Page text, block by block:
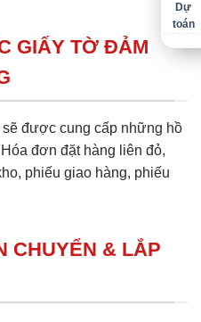
GIẤY TỜ ĐẢM
được cung cấp những hồ
đơn đặt hàng liên đỏ,
phiếu giao hàng, phiếu
CHUYỂN & LẮP
Dự
toán